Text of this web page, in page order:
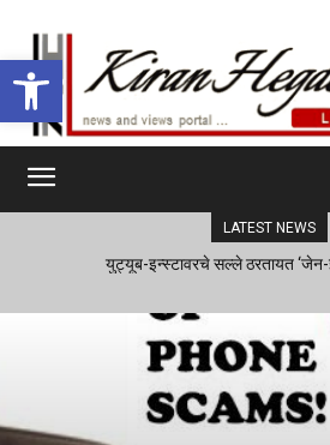
Open toolbar
LATEST NEWS
युट्यूब-इन्स्टावरचे सल्ले ठरतायत ‘जेन-